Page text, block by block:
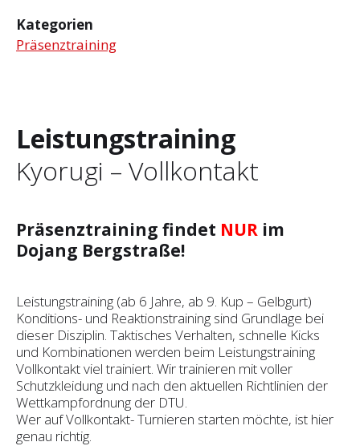
Kategorien
Präsenztraining
Leistungstraining
Kyorugi – Vollkontakt
Präsenztraining findet NUR im
Dojang Bergstraße!
Leistungstraining (ab 6 Jahre, ab 9. Kup – Gelbgurt)
Konditions- und Reaktionstraining sind Grundlage bei
dieser Disziplin. Taktisches Verhalten, schnelle Kicks
und Kombinationen werden beim Leistungstraining
Vollkontakt viel trainiert. Wir trainieren mit voller
Schutzkleidung und nach den aktuellen Richtlinien der
Wettkampfordnung der DTU.
Wer auf Vollkontakt- Turnieren starten möchte, ist hier
genau richtig.